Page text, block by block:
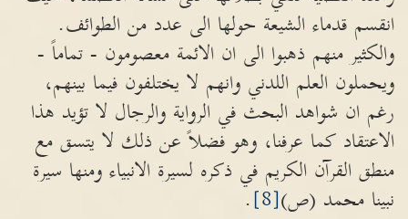
انقسم قدماء الشيعة حولها الى عدد من الطوائف.
والكثير منهم ذهبوا الى ان الائمة معصومون - تماماً -
ويحملون العلم اللدني وانهم لا يختلفون فيما بينهم،
رغم ان شواهد البحث في الرواية والرجال لا تؤيد هذا
الاعتقاد كما عرفنا، وهو فضلاً عن ذلك لا يتسق مع
منطق القرآن الكريم في ذكره لسيرة الانبياء ومنها سيرة
نبينا محمد (ص)[8]
.